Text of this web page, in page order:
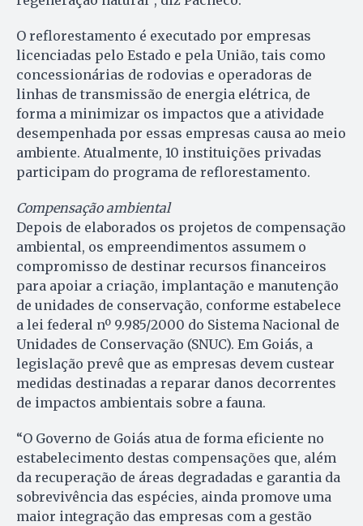
O reflorestamento é executado por empresas
licenciadas pelo Estado e pela União, tais como
concessionárias de rodovias e operadoras de
linhas de transmissão de energia elétrica, de
forma a minimizar os impactos que a atividade
desempenhada por essas empresas causa ao meio
ambiente. Atualmente, 10 instituições privadas
participam do programa de reflorestamento.
Compensação ambiental
Depois de elaborados os projetos de compensação
ambiental, os empreendimentos assumem o
compromisso de destinar recursos financeiros
para apoiar a criação, implantação e manutenção
de unidades de conservação, conforme estabelece
a lei federal nº 9.985/2000 do Sistema Nacional de
Unidades de Conservação (SNUC). Em Goiás, a
legislação prevê que as empresas devem custear
medidas destinadas a reparar danos decorrentes
de impactos ambientais sobre a fauna.
“O Governo de Goiás atua de forma eficiente no
estabelecimento destas compensações que, além
da recuperação de áreas degradadas e garantia da
sobrevivência das espécies, ainda promove uma
maior integração das empresas com a gestão